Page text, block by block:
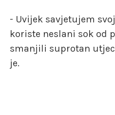
- Uvijek savjetujem
koriste neslani sok od
smanjili suprotan
je.